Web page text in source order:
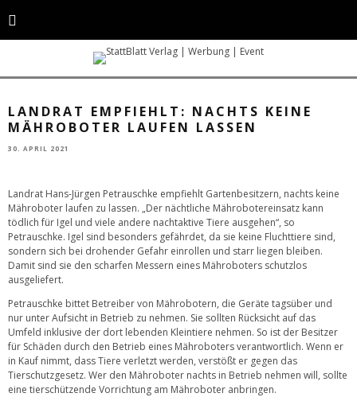
Mähroboter sollten nur tagsüber und unter Aufsicht in Betrieb genommen
werden. (Foto: GettyImages)
LANDRAT EMPFIEHLT: NACHTS KEINE
MÄHROBOTER LAUFEN LASSEN
30. APRIL 2021
Landrat Hans-Jürgen Petrauschke empfiehlt Gartenbesitzern, nachts keine
Mähroboter laufen zu lassen. „Der nächtliche Mährobotereinsatz kann
tödlich für Igel und viele andere nachtaktive Tiere ausgehen“, so
Petrauschke. Igel sind besonders gefährdet, da sie keine Fluchttiere sind,
sondern sich bei drohender Gefahr einrollen und starr liegen bleiben.
Damit sind sie den scharfen Messern eines Mähroboters schutzlos
ausgeliefert.
Petrauschke bittet Betreiber von Mährobotern, die Geräte tagsüber und
nur unter Aufsicht in Betrieb zu nehmen. Sie sollten Rücksicht auf das
Umfeld inklusive der dort lebenden Kleintiere nehmen. So ist der Besitzer
für Schäden durch den Betrieb eines Mähroboters verantwortlich. Wenn er
in Kauf nimmt, dass Tiere verletzt werden, verstößt er gegen das
Tierschutzgesetz. Wer den Mähroboter nachts in Betrieb nehmen will, sollte
eine tierschützende Vorrichtung am Mähroboter anbringen.